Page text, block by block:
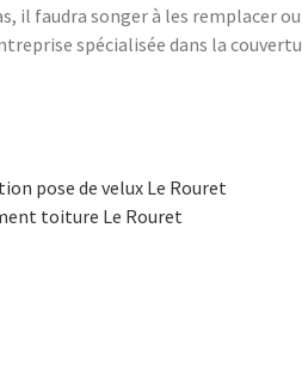
il faudra songer à les remplacer
spécialisée dans la
pose de velux Le Rouret
toiture Le Rouret